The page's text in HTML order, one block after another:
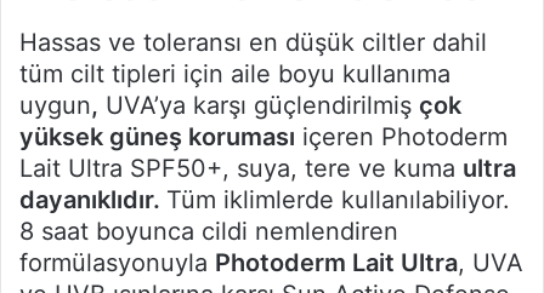
Hassas ve toleransı en düşük ciltler dahil
tüm cilt tipleri için aile boyu kullanıma
uygun, UVA’ya karşı güçlendirilmiş çok
yüksek güneş koruması içeren Photoderm
Lait Ultra SPF50+, suya, tere ve kuma ultra
dayanıklıdır. Tüm iklimlerde kullanılabiliyor.
8 saat boyunca cildi nemlendiren
formülasyonuyla Photoderm Lait Ultra, UVA